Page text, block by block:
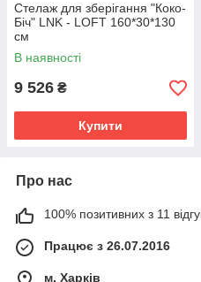
Стелаж для зберігання "Коко-
Біч" LNK - LOFT 160*30*130
см
В наявності
9 526 ₴
Купити
Про нас
100% позитивних з 11
Працює з 26.07.2016
м. Харків